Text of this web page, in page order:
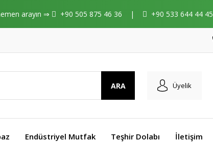
arayın ⇒ +90 505 875 46 36 | +90 533 644 44 45
ARA Üyelik
Endüstriyel Mutfak Teşhir Dolabı İletişim